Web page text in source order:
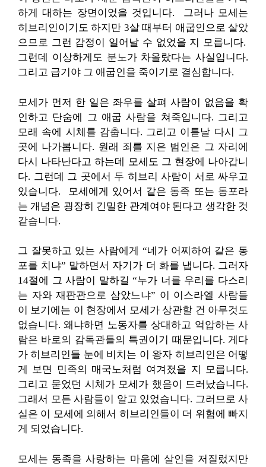
하게 대하는 장면이었을 것입니다. 그러나 모세는
히브리인이기도 하지만 3살 때부터 애굽인으로 살았
으므로 그런 감정이 일어날 수 없었을 지 모릅니다.
그런데 이상하게도 분노가 차올랐다는 사실입니다.
그리고 급기야 그 애굽인을 죽이기로 결심합니다.
모세가 먼저 한 일은 좌우를 살펴 사람이 없음을 확
인하고 단숨에 그 애굽 사람을 쳐죽입니다. 그리고
모래 속에 시체를 감춥니다. 그리고 이튿날 다시 그
곳에 나가봅니다. 원래 죄를 지은 범인은 그 자리에
다시 나타난다고 하는데 모세도 그 현장에 나아갑니
다. 그런데 그 곳에서 두 히브리 사람이 서로 싸우고
있습니다. 모세에게 있어서 같은 동족 또는 동포라
는 개념은 굉장히 긴밀한 관계여야 된다고 생각한 것
같습니다.
그 잘못하고 있는 사람에게 “네가 어찌하여 같은 동
포를 치냐” 말하면서 자기가 더 화를 냅니다. 그러자
14절에 그 사람이 말하길 “누가 너를 우리를 다스리
는 자와 재판관으로 삼았느냐” 이 이스라엘 사람들
이 보기에는 이 현장에서 모세가 상관할 건 아무것도
없습니다. 왜냐하면 노동자를 상대하고 억압하는 사
람은 바로의 감독관들의 특권이기 때문입니다. 게다
가 히브리인들 눈에 비치는 이 왕자 히브리인은 어떻
게 보면 민족의 매국노처럼 여겨졌을 지 모릅니다.
그리고 묻었던 시체가 모세가 했음이 드러났습니다.
그래서 모든 사람들이 알고 있었습니다. 그러므로 사
실은 이 모세에 의해서 히브리인들이 더 위험에 빠지
게 되었습니다.
모세는 동족을 사랑하는 마음에 살인을 저질렀지만